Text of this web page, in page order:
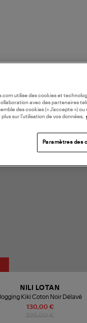
130,00 €
NILI LOTAN
Kiki Coton Noir Délavé
utilise des cookies et
avec des partenaires
des cookies (« J’accepte »)
plus sur l’utilisation de vos données,
Paramètres des